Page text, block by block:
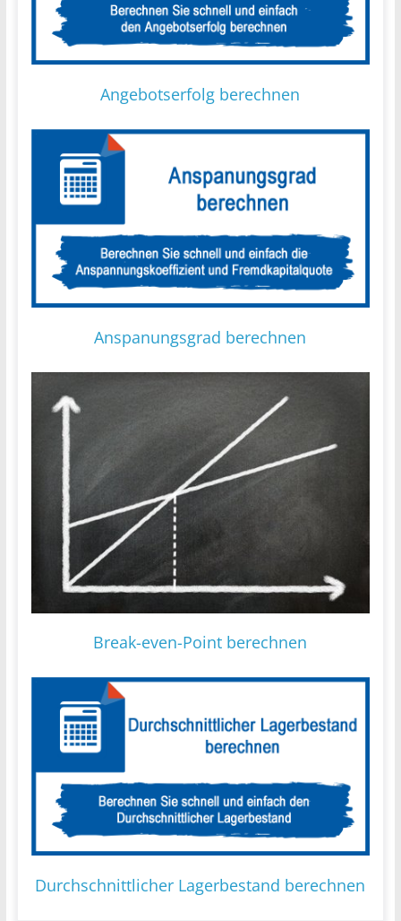
Angebotserfolg berechnen
Anspanungsgrad berechnen
Break-even-Point berechnen
Durchschnittlicher Lagerbestand berechnen